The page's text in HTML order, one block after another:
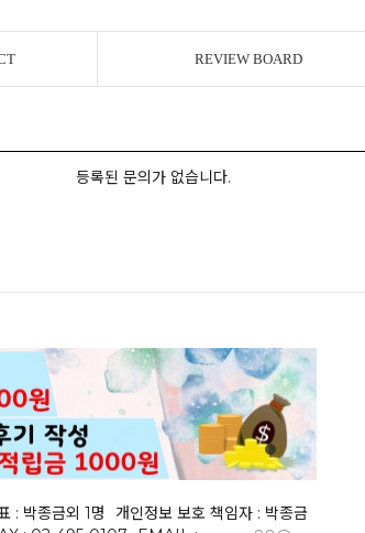
REVIEW BOARD
등록된 문의가 없습니다.
: 박종금외 1명
개인정보 보호 책임자 : 박종금